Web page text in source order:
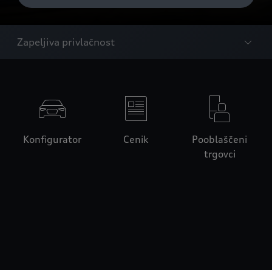
Zapeljiva privlačnost
Konfigurator Cenik
Pooblaščeni
trgovci